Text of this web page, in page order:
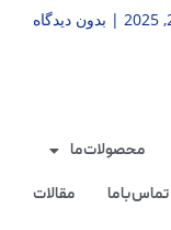
بدون دیدگاه
محصولات ما
تماس با ما
مقالات